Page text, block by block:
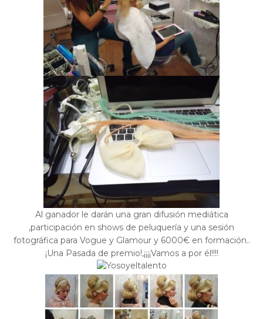
Al ganador le darán una gran difusión mediática
,participación en shows de peluquería y una sesión
fotográfica para Vogue y Glamour y 6000€ en formación..
¡Una Pasada de premio!,¡¡¡¡Vamos a por él!!!!